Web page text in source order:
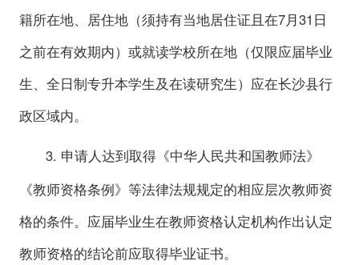
籍所在地、居住地（须持有当地居住证且在7月31日
之前在有效期内）或就读学校所在地（仅限应届毕业
生、全日制专升本学生及在读研究生）应在长沙县行
政区域内。
3. 申请人达到取得《中华人民共和国教师法》
《教师资格条例》等法律法规规定的相应层次教师资
格的条件。应届毕业生在教师资格认定机构作出认定
教师资格的结论前应取得毕业证书。